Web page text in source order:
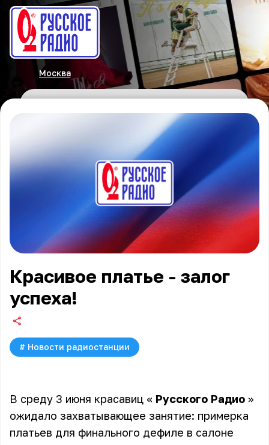
Москва
Красивое платье - залог
успеха!
# Новости радиостанции
В среду 3 июня красавиц « Русского Радио »
ожидало захватывающее занятие: примерка
платьев для финального дефиле в салоне